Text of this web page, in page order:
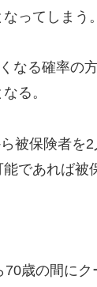
ってしまう。
なる確率の
る。
ら被保険者
であれば被
70歳の間に